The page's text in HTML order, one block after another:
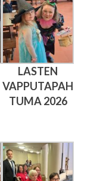
LASTEN
VAPPUTAPAH
TUMA 2026